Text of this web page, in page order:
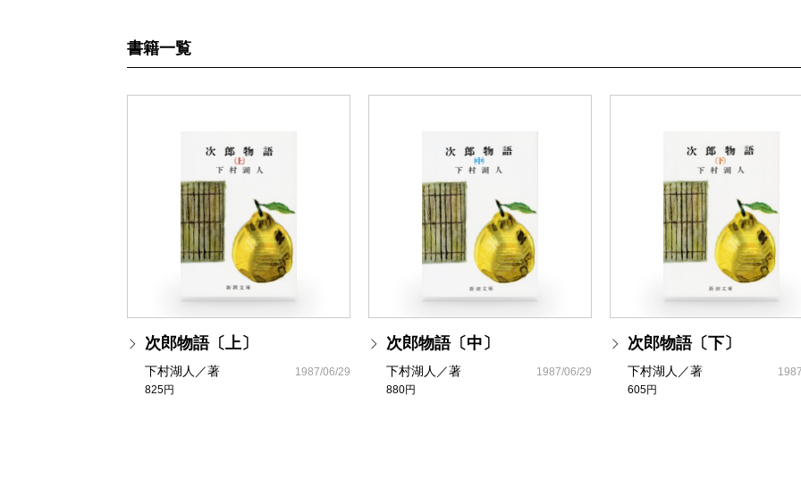
書籍一覧
次郎物語〔上〕
下村湖人／著
825円
1987/06/29
次郎物語〔中〕
下村湖人／著
880円
1987/06/29
次郎物語〔下〕
下村湖人／著
605円